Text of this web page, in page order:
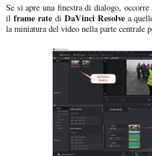
Se si apre una finestra di dialogo, occorre
il frame ratedi DaVinci Resolvea
la miniatura del video nella parte centrale